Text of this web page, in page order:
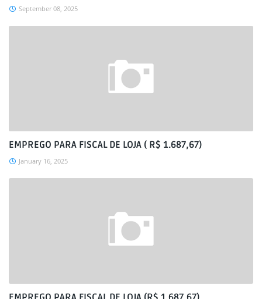
September 08, 2025
EMPREGO PARA FISCAL DE LOJA ( R$ 1.687,67)
January 16, 2025